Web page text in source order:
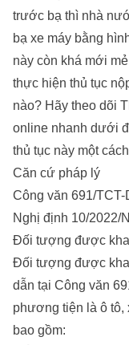
trước bạ thì nhà
bạ xe máy bằng
này còn khá mới
thực hiện thủ tục
nào? Hãy theo dõi
online nhanh dưới
thủ tục này một
Căn cứ pháp lý
Công văn 691/TCT-
Nghị định 10/2022/
Đối tượng được
Đối tượng được
dẫn tại Công văn
phương tiện là ô tô,
bao gồm: